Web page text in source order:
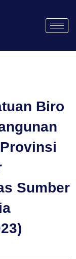
Biro
Sumber